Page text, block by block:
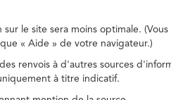
le site sera moins optimale.
« Aide » de votre navigateur.)
renvois à d'autres sources
à titre indicatif.